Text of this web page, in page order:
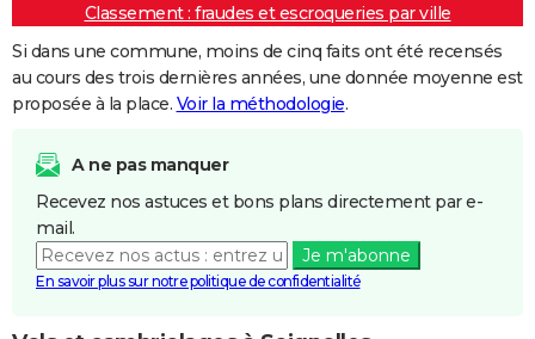
Classement : fraudes et escroqueries par ville
Si dans une commune, moins de cinq faits ont été recensés
au cours des trois dernières années, une donnée moyenne est
proposée à la place. Voir la méthodologie.
A ne pas manquer
Recevez nos astuces et bons plans directement par e-
mail.
Je m'abonne
En savoir plus sur notre politique de confidentialité